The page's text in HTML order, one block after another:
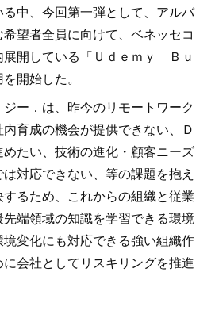
中、今回第一弾として、アルバ
望者全員に向けて、ベネッセコ
展開している「Ｕｄｅｍｙ Ｂｕ
開始した。
ー．は、昨今のリモートワーク
育成の機会が提供できない、Ｄ
たい、技術の進化・顧客ニーズ
対応できない、等の課題を抱え
るため、これからの組織と従業
端領域の知識を学習できる環境
変化にも対応できる強い組織作
会社としてリスキリングを推進